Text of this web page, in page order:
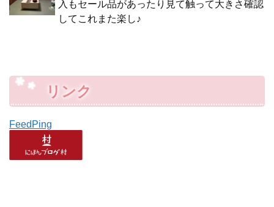
入もセール品があったり見て触って大きさ確認
してこれまた楽し♪
リンク
FeedPing